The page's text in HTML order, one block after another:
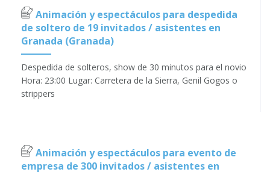
Animación y espectáculos para despedida
de soltero de 19 invitados / asistentes en
Granada (Granada)
Despedida de solteros, show de 30 minutos para el novio
Hora: 23:00 Lugar: Carretera de la Sierra, Genil Gogos o
strippers
Animación y espectáculos para evento de
empresa de 300 invitados / asistentes en